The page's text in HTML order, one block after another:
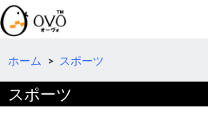
検
索
コ
テ
へ
ホーム > スポーツ
スポーツ